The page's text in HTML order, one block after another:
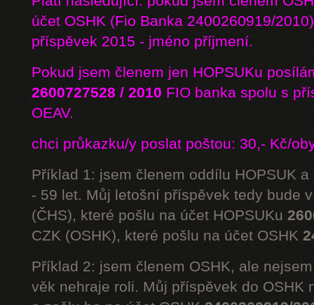
účet OSHK (Fio Banka 2400260919/
příspěvek 2015 - jméno příjmení.
Pokud jsem členem jen HOPSUKu
2600727528 / 2010 FIO banka spolu s
OEAV.
chci průkazku/y poslat poštou: 30,- Kč/
Příklad 1: jsem členem oddílu HOPSUK
- 59 let. Můj letošní příspěvek tedy bude
(ČHS), které pošlu na účet HOPSUKu
CZK (OSHK), které pošlu na účet OSHK
Příklad 2: jsem členem OSHK, ale
věk nehraje roli. Můj příspěvek do OSHK